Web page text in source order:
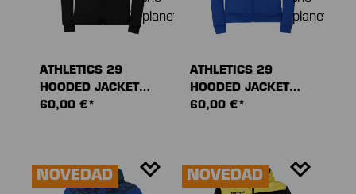
ATHLETICS 29
HOODED JACKET
WOMEN
60,00 €*
ATHLETICS 29
HOODED JACKET
WOMEN
60,00 €*
NOVEDAD NOVEDAD